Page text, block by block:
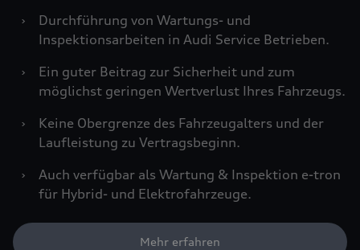
›
Durchführung von Wartungs- und
Inspektionsarbeiten in Audi Service Betrieben.
›
Ein guter Beitrag zur Sicherheit und zum
möglichst geringen Wertverlust Ihres Fahrzeugs.
›
Keine Obergrenze des Fahrzeugalters und der
Laufleistung zu Vertragsbeginn.
›
Auch verfügbar als Wartung & Inspektion e-tron
für Hybrid- und Elektrofahrzeuge.
Mehr erfahren